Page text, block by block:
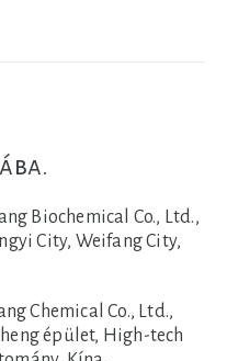
Biochemical Co., Ltd.,
City, Weifang City,
Chemical Co., Ltd.,
épület, High-tech